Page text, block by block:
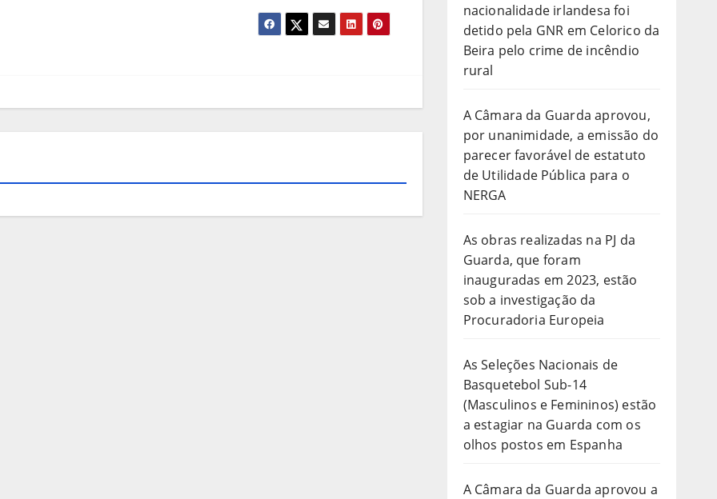
nacionalidade irlandesa foi
detido pela GNR em Celorico da
Beira pelo crime de incêndio
rural
A Câmara da Guarda aprovou,
por unanimidade, a emissão do
parecer favorável de estatuto
de Utilidade Pública para o
NERGA
As obras realizadas na PJ da
Guarda, que foram
inauguradas em 2023, estão
sob a investigação da
Procuradoria Europeia
As Seleções Nacionais de
Basquetebol Sub-14
(Masculinos e Femininos) estão
a estagiar na Guarda com os
olhos postos em Espanha
A Câmara da Guarda aprovou a